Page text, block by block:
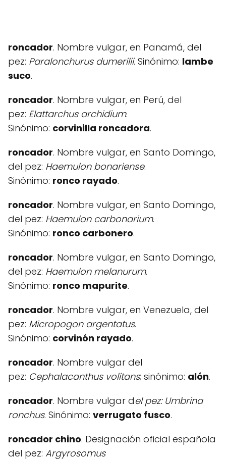
roncador. Nombre vulgar, en Panamá, del
pez: Paralonchurus dumerilii. Sinónimo: lambe
suco.
roncador. Nombre vulgar, en Perú, del
pez: Elattarchus archidium.
Sinónimo: corvinilla roncadora.
roncador. Nombre vulgar, en Santo Domingo,
del pez: Haemulon bonariense.
Sinónimo: ronco rayado.
roncador. Nombre vulgar, en Santo Domingo,
del pez: Haemulon carbonarium.
Sinónimo: ronco carbonero.
roncador. Nombre vulgar, en Santo Domingo,
del pez: Haemulon melanurum.
Sinónimo: ronco mapurite.
roncador. Nombre vulgar, en Venezuela, del
pez: Micropogon argentatus.
Sinónimo: corvinón rayado.
roncador. Nombre vulgar del
pez: Cephalacanthus volitans; sinónimo: alón.
roncador. Nombre vulgar del pez: Umbrina
ronchus. Sinónimo: verrugato fusco.
roncador chino. Designación oficial española
del pez: Argyrosomus